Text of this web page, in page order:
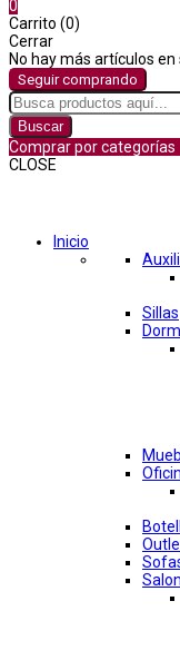
0
Carrito (0)
Cerrar
No hay más artículos
Seguir comprando
Buscar
Comprar por categorías
CLOSE
Inicio
Sillas